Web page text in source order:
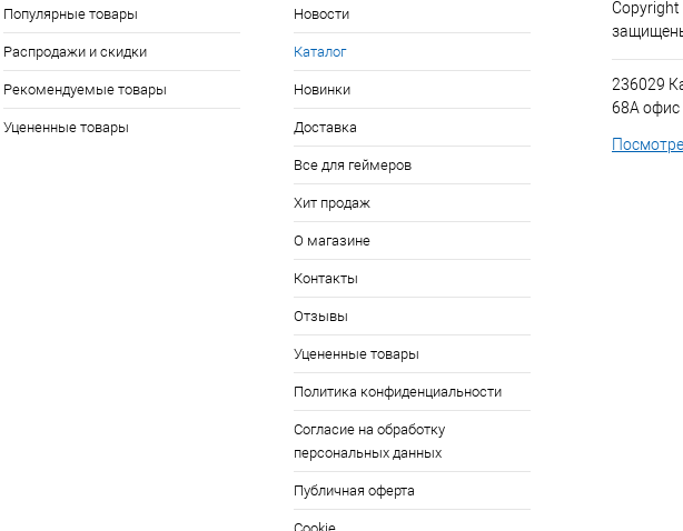
Популярные товары
Распродажи и скидки
Рекомендуемые товары
Уцененные товары
Новости
Каталог
Новинки
Доставка
Все для геймеров
Хит продаж
О магазине
Контакты
Отзывы
Уцененные товары
Политика конфиденциальности
Согласие на обработку
персональных данных
Публичная оферта
Copyright
236029
68А офис